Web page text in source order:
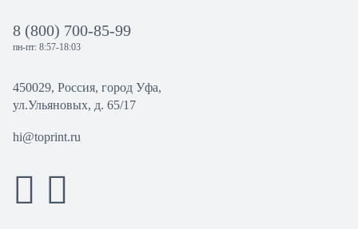
8 (800) 700-85-99
пн-пт: 8:57-18:03
450029, Россия, город Уфа,
ул.Ульяновых, д. 65/17
hi@toprint.ru